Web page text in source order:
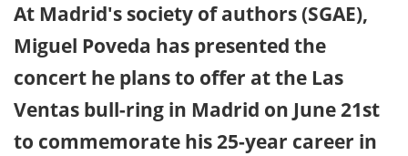
At Madrid's society of authors (SGAE),
Miguel Poveda has presented the
concert he plans to offer at the Las
Ventas bull-ring in Madrid on June 21st
to commemorate his 25-year career in